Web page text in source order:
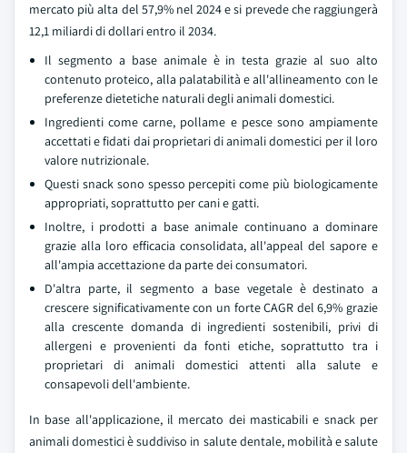
mercato più alta del 57,9% nel 2024 e si prevede che raggiungerà
12,1 miliardi di dollari entro il 2034.
Il segmento a base animale è in testa grazie al suo alto
contenuto proteico, alla palatabilità e all'allineamento con le
preferenze dietetiche naturali degli animali domestici.
Ingredienti come carne, pollame e pesce sono ampiamente
accettati e fidati dai proprietari di animali domestici per il loro
valore nutrizionale.
Questi snack sono spesso percepiti come più biologicamente
appropriati, soprattutto per cani e gatti.
Inoltre, i prodotti a base animale continuano a dominare
grazie alla loro efficacia consolidata, all'appeal del sapore e
all'ampia accettazione da parte dei consumatori.
D'altra parte, il segmento a base vegetale è destinato a
crescere significativamente con un forte CAGR del 6,9% grazie
alla crescente domanda di ingredienti sostenibili, privi di
allergeni e provenienti da fonti etiche, soprattutto tra i
proprietari di animali domestici attenti alla salute e
consapevoli dell'ambiente.
In base all'applicazione, il mercato dei masticabili e snack per
animali domestici è suddiviso in salute dentale, mobilità e salute